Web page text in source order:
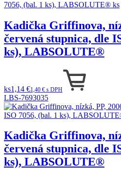
Kadička Griffinova,
červená stupnica, dle
ks), LABSOLUTE®
ks1,14 €1,40 € s DPH
LBS-7693035
Kadička Griffinova,
červená stupnica, dle
ks), LABSOLUTE®